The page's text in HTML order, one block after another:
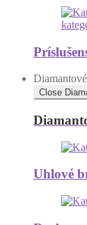
Close
Uhlové